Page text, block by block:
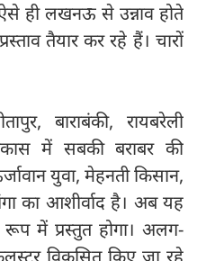
ही लखनऊ से उन्नाव होते
तैयार कर रहे हैं। चारों
बाराबंकी, रायबरेली
में सबकी बराबर की
युवा, मेहनती किसान,
का आशीर्वाद है। अब यह
में प्रस्तुत होगा। अलग-